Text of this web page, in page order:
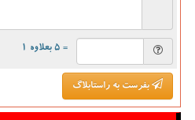
= ۵ بعلاوه ۱
بفرست به راستابلاگ